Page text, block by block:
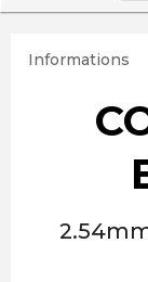
Informations